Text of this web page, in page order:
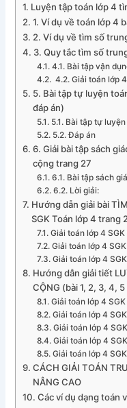
Luyện tập toán lớp 4
1. Ví dụ về toán lớp 4
2. Ví dụ về tìm số
3. Quy tắc tìm số
4.1. Bài tập vận
4.2. Giải toán lớp
5. Bài tập tự luyện
đáp án)
5.1. Bài tập tự luyện
5.2. Đáp án
6. Giải bài tập sách
cộng trang 27
6.1. Bài tập sách
6.2. Lời giải:
Hướng dẫn giải bài
SGK Toán lớp 4 trang
Giải toán lớp 4 SGK
Giải toán lớp 4
Giải toán lớp 4
Hướng dẫn giải tiết
CỘNG (bài 1, 2, 3, 4,
Giải toán lớp 4
Giải toán lớp 4
Giải toán lớp 4
Giải toán lớp 4
Giải toán lớp 4
CÁCH GIẢI TOÁN
NÂNG CAO
Các ví dụ dạng toán